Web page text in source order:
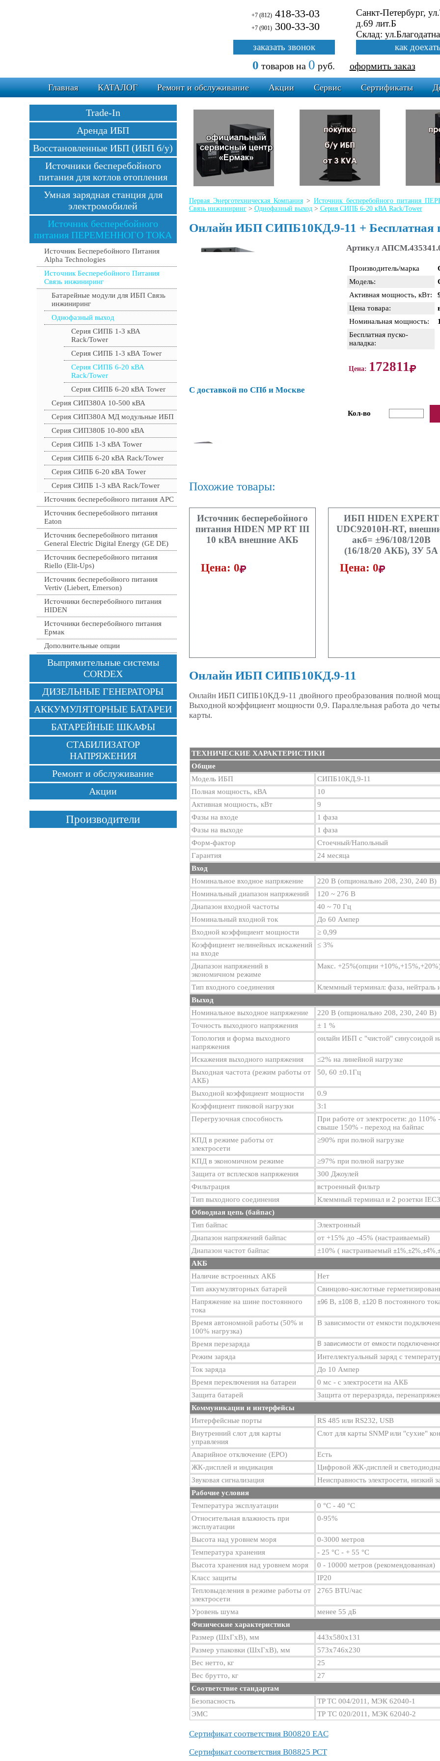
+7 (812)418-33-03
+7 (901)300-33-30
Санкт-Петербург,
д.69 лит.Б
Склад:
заказать звонок
как
0 товаровна 0 руб. оформить заказ
Главная КАТАЛОГ Ремонт и обслуживание Акции Сервис Сертификаты
Первая Энерготехническая Компания> Источник бесперебойного питания
Связь инжиниринг> Однофазный выход> Серия СИПБ 6-20 кВА Rack/Tower
Онлайн ИБП СИПБ10КД.9-11 + Бесплатная
Артикул
Производитель/марка
Модель:
Активная мощность, кВт:
Цена товара:
Номинальная мощность:
Бесплатная пуско-
наладка:
Цена: 172811
С доставкой по СПб и Москве
Кол-во
Похожие товары:
Источник бесперебойного
питания HIDEN MP RT III
10 кВА внешние АКБ
Цена: 0
ИБП HIDEN EXPERT
UDC92010H-RT,
акб= ±96/108/120В
(16/18/20 АКБ), ЗУ 5А
Цена: 0
Онлайн ИБП СИПБ10КД.9-11
Онлайн ИБП СИПБ10КД.9-11 двойного преобразования полной
Выходной коэффициент мощности 0,9. Параллельная работа до
карты.
ТЕХНИЧЕСКИЕ ХАРАКТЕРИСТИКИ
Общие
Модель ИБП
СИПБ10КД.9-11
Полная мощность, кВА
10
Активная мощность, кВт
9
Фазы на входе
1 фаза
Фазы на выходе
1 фаза
Форм-фактор
Стоечный/Напольный
Гарантия
24 месяца
Вход
Номинальное входное напряжение
220 В (опционально 208, 230, 240 В)
Номинальный диапазон напряжений
120 ~ 276 В
Диапазон входной частоты
40 ~ 70 Гц
Номинальный входной ток
До 60 Ампер
Входной коэффициент мощности
≥ 0,99
Коэффициент нелинейных искажений
на входе
≤ 3%
Диапазон напряжений в
экономичном режиме
Макс. +25%(опции
Тип входного соединения
Клеммный терминал: фаза, нейтраль
Выход
Номинальное выходное напряжение
220 В (опционально 208, 230, 240 В)
Точность выходного напряжения
± 1 %
Топология и форма выходного
напряжения
онлайн ИБП с "чистой" синусоидой
Искажения выходного напряжения
≤2% на линейной нагрузке
Выходная частота (режим работы от
АКБ)
50, 60 ±0.1Гц
Выходной коэффициент мощности
0.9
Коэффициент пиковой нагрузки
3:1
Перегрузочная способность
При работе от электросети: до
свыше 150% - переход на байпас
КПД в режиме работы от
электросети
≥90% при полной нагрузке
КПД в экономичном режиме
≥97% при полной нагрузке
Защита от всплесков напряжения
300 Джоулей
Фильтрация
встроенный фильтр
Тип выходного соединения
Клеммный терминал и 2 розетки
Обводная цепь (байпас)
Тип байпас
Электронный
Диапазон напряжений байпас
от +15% до -45% (настраиваемый)
Диапазон частот байпас
±10% ( настраиваемый ±1%, ±2%, ±4%,
АКБ
Наличие встроенных АКБ
Нет
Тип аккумуляторных батарей
Свинцово-кислотные
Напряжение на шине постоянного
тока
±96В, ±108 В, ±120 В постоянного
Время автономной работы (50% и
100% нагрузка)
В зависимости от емкости
Время перезаряда В зависимости от емкости
Режим заряда
Интеллектуальный заряд с
Ток заряда
До 10 Ампер
Время переключения на батареи
0 мс - с электросети на АКБ
Защита батарей
Защита от переразряда,
Коммуникации и интерфейсы
Интерфейсные порты
RS 485 или RS232, USB
Внутренний слот для карты
управления
Слот для карты SNMP или "сухие"
Аварийное отключение (EPO)
Есть
ЖК-дисплей и индикация
Цифровой ЖК-дисплей и
Звуковая сигнализация
Неисправность электросети, низкий
Рабочие условия
Температура эксплуатации
0 °С - 40 °С
Относительная влажность при
эксплуатации
0-95%
Высота над уровнем моря
0-3000 метров
Температура хранения
- 25 °С - + 55 °С
Высота хранения над уровнем моря
0 - 10000 метров (рекомендованная)
Класс защиты
IP20
Тепловыделения в режиме работы от
электросети
2765 BTU/час
Уровень шума
менее 55 дБ
Физические характеристики
Размер (ШхГхВ), мм
443х580х131
Размер упаковки (ШхГхВ), мм
573х746х230
Вес нетто, кг
25
Вес брутто, кг
27
Соответствие стандартам
Безопасность
TP TC 004/2011, МЭК 62040-1
ЭМС
ТР ТС 020/2011, МЭК 62040-2
Сертификат соответствия B00820 EAC
Сертификат соответствия B08825 РСТ
Trade-In
Аренда ИБП
Восстановленные ИБП (ИБП б/у)
Источники бесперебойного
питания для котлов отопления
Умная зарядная станция для
электромобилей
Источник бесперебойного
питания ПЕРЕМЕННОГО ТОКА
Источник Бесперебойного Питания
Alpha Technologies
Источник Бесперебойного Питания
Связь инжиниринг
Батарейные модули для ИБП Связь
инжиниринг
Однофазный выход
Серия СИПБ 1-3 кВА
Rack/Tower
Серия СИПБ 1-3 кВА Tower
Серия СИПБ 6-20 кВА
Rack/Tower
Серия СИПБ 6-20 кВА Tower
Серия СИП380А 10-500 кВА
Серия СИП380А МД модульные ИБП
Серия СИП380Б 10-800 кВА
Серия СИПБ 1-3 кВА Tower
Серия СИПБ 6-20 кВА Rack/Tower
Серия СИПБ 6-20 кВА Tower
Серия СИПБ 1-3 кВА Rack/Tower
Источник бесперебойного питания APC
Источник бесперебойного питания
Eaton
Источник бесперебойного питания
General Electric Digital Energy (GE DE)
Источник бесперебойного питания
Riello (Elit-Ups)
Источник бесперебойного питания
Vertiv (Liebert, Emerson)
Источники бесперебойного питания
HIDEN
Источники бесперебойного питания
Ермак
Дополнительные опции
Выпрямительные системы
CORDEX
ДИЗЕЛЬНЫЕ ГЕНЕРАТОРЫ
АККУМУЛЯТОРНЫЕ БАТАРЕИ
БАТАРЕЙНЫЕ ШКАФЫ
СТАБИЛИЗАТОР
НАПРЯЖЕНИЯ
Ремонт и обслуживание
Акции
Производители